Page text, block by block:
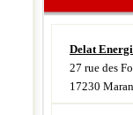
Delat
27 rue des
17230